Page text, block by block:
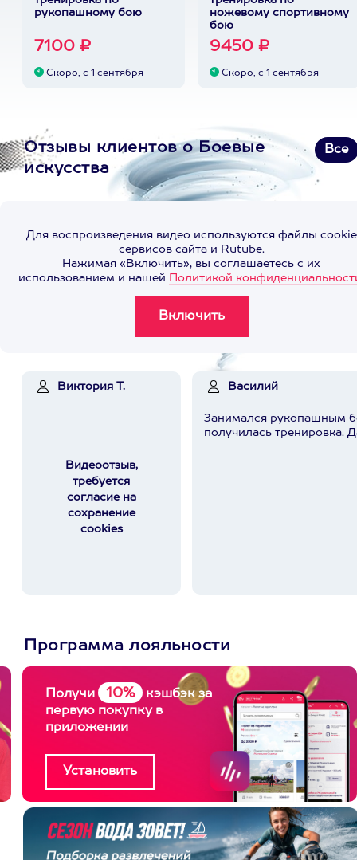
рукопашному бою
7100 ₽
Скоро, с 1 сентября
ножевому спортивному
бою
9450 ₽
Скоро, с 1 сентября
Отзывы клиентов о Боевые
искусства
Все
Для воспроизведения видео используются файлы cookie
сервисов сайта и Rutube.
Нажимая «Включить», вы соглашаетесь с их
использованием и нашей Политикой
Виктория Т.
Видеоотзыв,
требуется
согласие на
сохранение
cookies
Василий
Занимался рукопашным
получилась тренировка.
Программа лояльности
Получи 10%
кэшбэк за
первую покупку в
приложении